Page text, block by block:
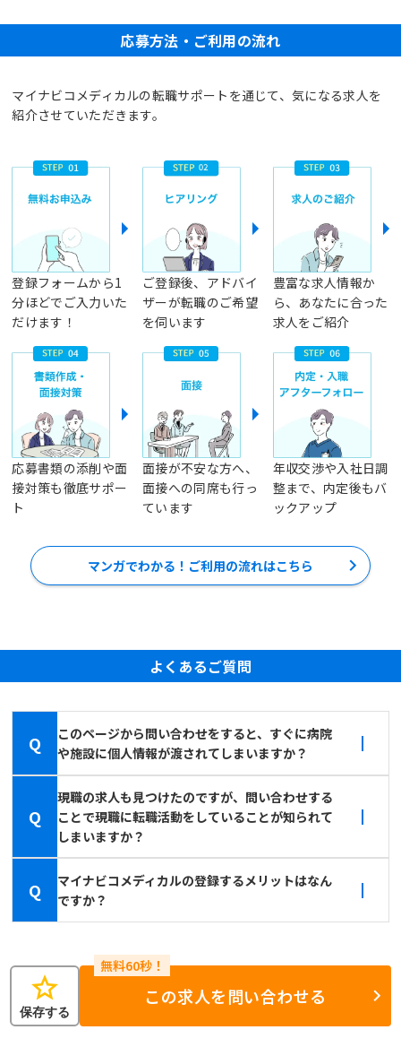
応募方法・ご利用の流れ
マイナビコメディカルの転職サポートを通じて、気になる求人を
紹介させていただきます。
登録フォームから1
分ほどでご入力いた
だけます！
ご登録後、アドバイ
ザーが転職のご希望
を伺います
豊富な求人情報か
ら、あなたに合った
求人をご紹介
応募書類の添削や面
接対策も徹底サポー
ト
面接が不安な方へ、
面接への同席も行っ
ています
年収交渉や入社日調
整まで、内定後もバ
ックアップ
マンガでわかる！ご利用の流れはこちら
よくあるご質問
Q
このページから問い合わせをすると、すぐに病院
や施設に個人情報が渡されてしまいますか？
Q
現職の求人も見つけたのですが、問い合わせする
ことで現職に転職活動をしていることが知られて
しまいますか？
Q
マイナビコメディカルの登録するメリットはなん
ですか？
star
保存する
この求人を問い合わせる